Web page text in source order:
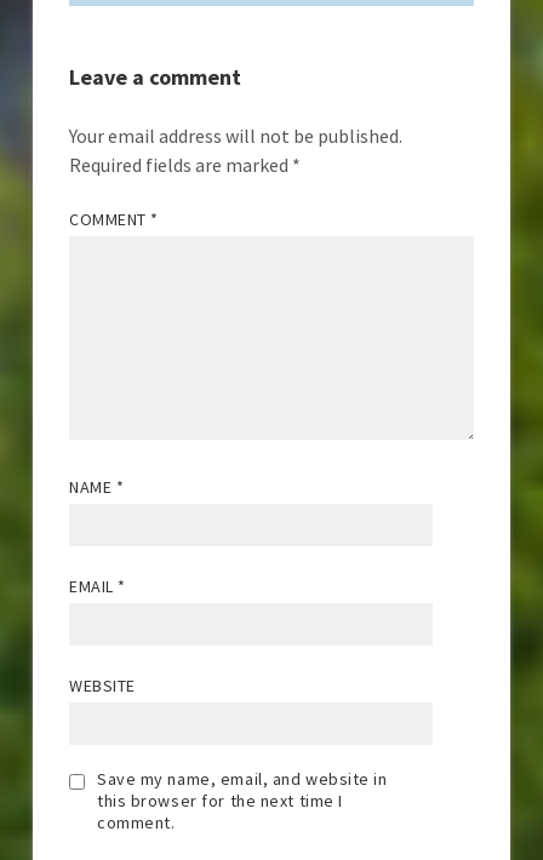
Leave a comment
Your email address will not be published.
Required fields are marked *
COMMENT *
NAME *
EMAIL *
WEBSITE
Save my name, email, and website in
this browser for the next time I
comment.